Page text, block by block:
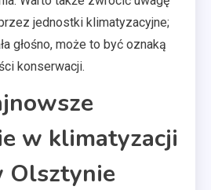
jednostki klimatyzacyjne;
głośno, może to być oznaką
konserwacji.
w klimatyzacji
Olsztynie